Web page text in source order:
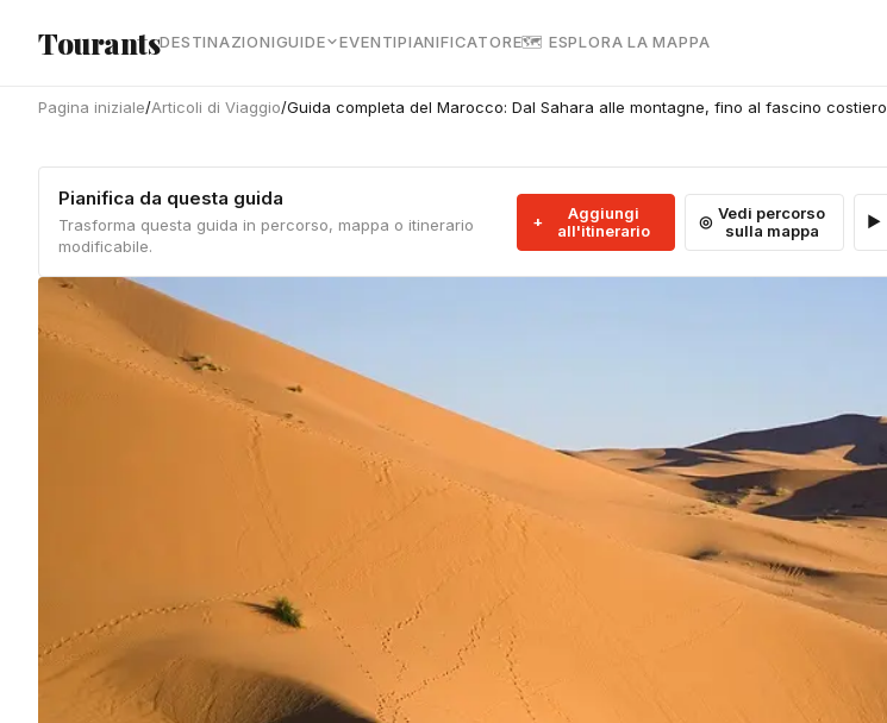
TourantsDESTINAZIONIGUIDE EVENTIPIANIFICATORE🗺 ESPLORA LA MAPPA
Pagina iniziale/Articoli di Viaggio/Guida completa del Marocco: Dal Sahara alle montagne, fino al fascino costiero
Pianifica da questa guida
Trasforma questa guida in percorso, mappa o itinerario
modificabile.
Aggiungi
all'itinerario
Vedi percorso
sulla mappa